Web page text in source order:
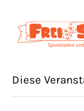
« Alle
Diese